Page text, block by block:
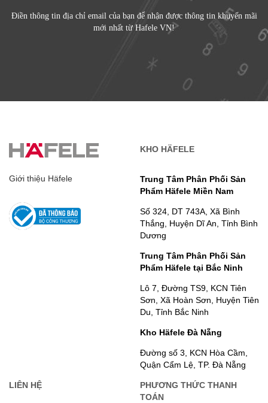
Điền thông tin địa chỉ email của bạn để nhận được thông tin khuyến mãi
mới nhất từ Hafele VN!
Giới thiệu Häfele
KHO HÄFELE
Trung Tâm Phân Phối Sản
Phẩm Häfele Miền Nam
Số 324, DT 743A, Xã Bình
Thắng, Huyện Dĩ An, Tỉnh Bình
Dương
Trung Tâm Phân Phối Sản
Phẩm Häfele tại Bắc Ninh
Lô 7, Đường TS9, KCN Tiên
Sơn, Xã Hoàn Sơn, Huyện Tiên
Du, Tỉnh Bắc Ninh
Kho Häfele Đà Nẵng
Đường số 3, KCN Hòa Cầm,
Quận Cẩm Lệ, TP. Đà Nẵng
LIÊN HỆ
PHƯƠNG THỨC THANH
TOÁN